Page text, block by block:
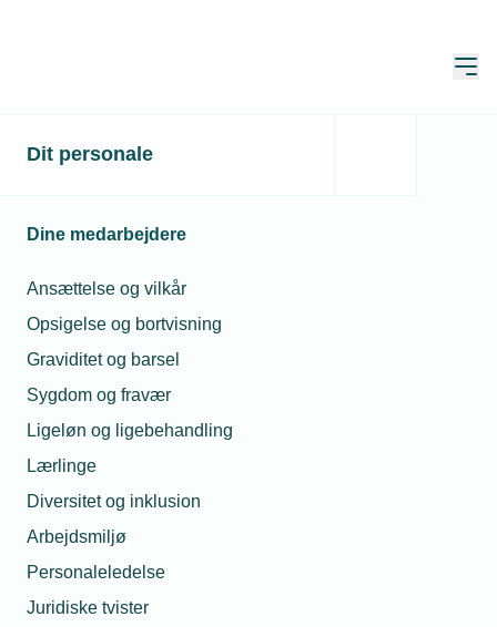
Dit personale
Dine medarbejdere
Ansættelse og vilkår
Opsigelse og bortvisning
Graviditet og barsel
Sygdom og fravær
Ligeløn og ligebehandling
Lærlinge
Diversitet og inklusion
Arbejdsmiljø
Personaleledelse
Juridiske tvister
Du skal være logget ind
Denne side er kun for medlemmer, og du skal derfor
E-mail*
Husk mine oplysninger
Log ind